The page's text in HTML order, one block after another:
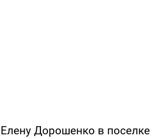
Дорошенко в поселке